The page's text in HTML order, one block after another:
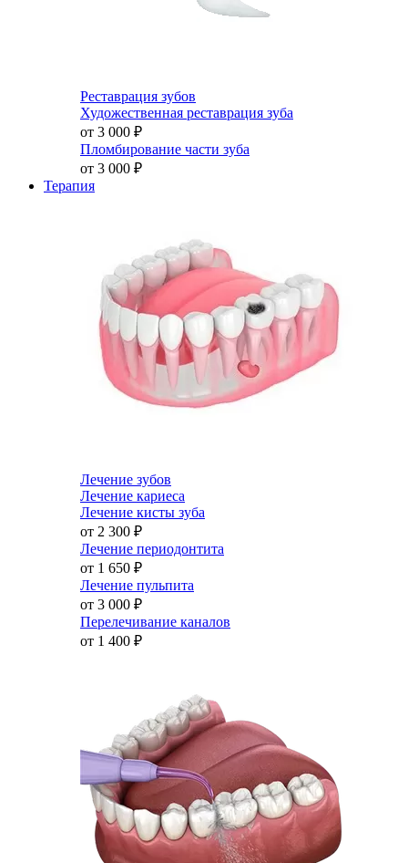
Реставрация зубов
Художественная реставрация зуба
от 3 000 ₽
Пломбирование части зуба
от 3 000 ₽
Терапия
Лечение зубов
Лечение кариеса
Лечение кисты зуба
от 2 300 ₽
Лечение периодонтита
от 1 650 ₽
Лечение пульпита
от 3 000 ₽
Перелечивание каналов
от 1 400 ₽